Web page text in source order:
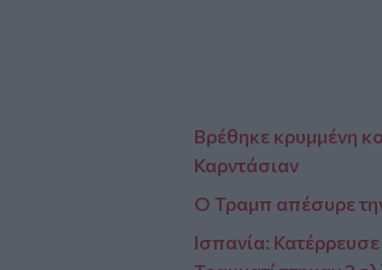
Βρέθηκε κρυμμένη
Καρντάσιαν
Ο Τραμπ απέσυρε
Ισπανία: